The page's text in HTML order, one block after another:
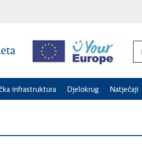
infrastruktura Djelokrug Natječaji